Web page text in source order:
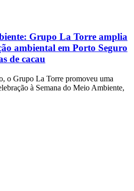
Grupo La Torre amplia
ambiental em Porto Seguro
de cacau
o Grupo La Torre promoveu uma
à Semana do Meio Ambiente,